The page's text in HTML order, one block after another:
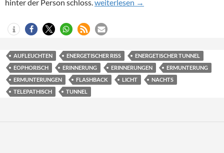
hinter der Person schloss.weiterlesen →
AUFLEUCHTEN ENERGETISCHER RISS
ENERGETISCHER TUNNEL
EOPHORISCH
ERINNERUNG ERINNERUNGEN
ERMUNTERUNG
ERMUNTERUNGEN
FLASHBACK LICHT
NACHTS
TELEPATHISCH
TUNNEL